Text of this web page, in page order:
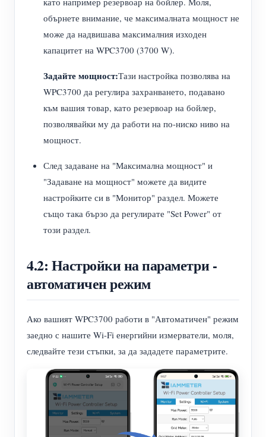
обърнете внимание, че максималната мощност не
може да надвишава максималния изходен
капацитет на WPC3700 (3700 W).
Задайте мощност:Тази настройка позволява на
WPC3700 да регулира захранването, подавано
към вашия товар, като резервоар на бойлер,
позволявайки му да работи на по-ниско ниво на
мощност.
След задаване на "Максимална мощност" и
"Задаване на мощност" можете да видите
настройките си в "Монитор" раздел. Можете
също така бързо да регулирате "Set Power" от
този раздел.
4.2: Настройки на параметри -
автоматичен режим
Ако вашият WPC3700 работи в "Автоматичен" режим
заедно с нашите Wi-Fi енергийни измерватели, моля,
следвайте тези стъпки, за да зададете параметрите.